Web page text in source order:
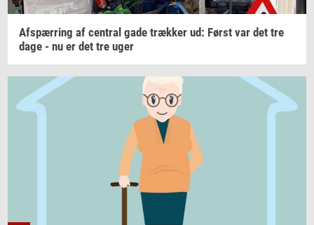
Af­spær­ring af cen­tral gade træk­ker ud: Først var det tre
dage - nu er det tre uger